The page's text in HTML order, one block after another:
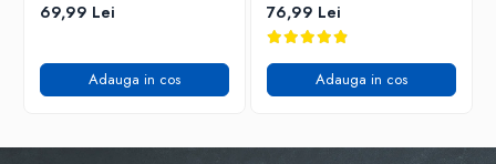
69,99 Lei
Adauga in cos
76,99 Lei
Adauga in cos